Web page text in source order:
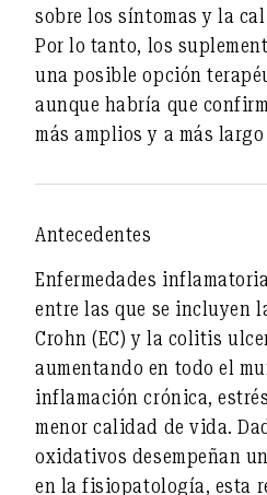
sobre los síntomas y la
Por lo tanto, los
una posible opción
aunque habría que
más amplios y a más
Antecedentes
Enfermedades
entre las que se incluyen
Crohn (EC) yla colitis
aumentando en todo el
inflamación crónica,
menor calidad de vida.
oxidativos desempeñan
en la fisiopatología, esta